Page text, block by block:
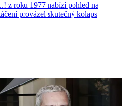
z roku 1977 nabízí pohled na
provázel skutečný kolaps